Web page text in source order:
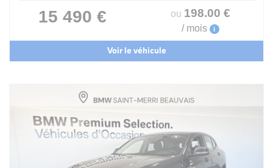
15 490 € ou 198.00 €
/ mois i
Voir le véhicule